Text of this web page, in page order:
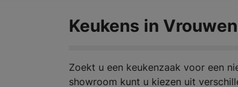
Keukens in
Zoekt u een keukenzaak voor een
showroom kunt u kiezen uit